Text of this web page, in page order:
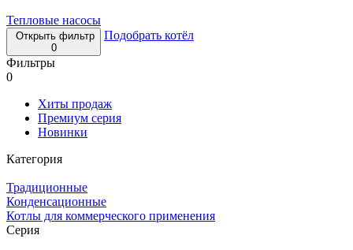
Тепловые насосы
Открыть фильтр
0
Подобрать котёл
Фильтры
0
Хиты продаж
Премиум серия
Новинки
Категория
Традиционные
Конденсационные
Котлы для коммерческого применения
Серия